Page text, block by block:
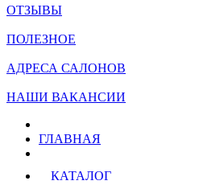
ОТЗЫВЫ
ПОЛЕЗНОЕ
АДРЕСА САЛОНОВ
НАШИ ВАКАНСИИ
ГЛАВНАЯ
КАТАЛОГ